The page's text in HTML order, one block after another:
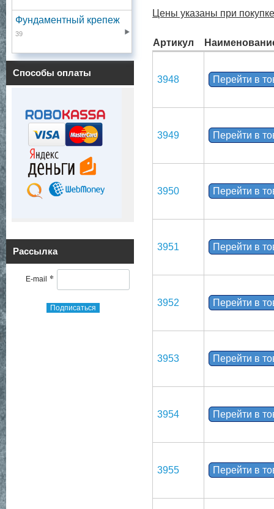
Фундаментный крепеж
39
Способы оплаты
Рассылка
E-mail *
Подписаться
Цены указаны при
Артикул
3948 Перейти в
3949 Перейти в
3950 Перейти в
3951 Перейти в
3952 Перейти в
3953 Перейти в
3954 Перейти в
3955 Перейти в